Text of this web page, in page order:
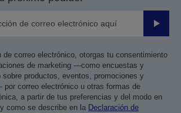
Enviar
de correo electrónico, otorgas tu consentimiento
de marketing —como encuestas y
sobre productos, eventos, promociones y
correo electrónico u otras formas de
a partir de tus preferencias y del modo en
como se describe en la Declaración de